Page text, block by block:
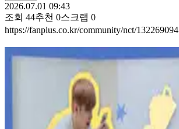
2026.07.01 09:43
조회 44추천 0스크랩 0
https://fanplus.co.kr/community/nct/132269094